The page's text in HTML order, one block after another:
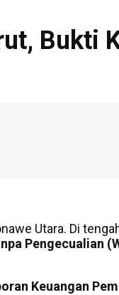
Bukti
Utara. Di
Pengecualian
Keuangan